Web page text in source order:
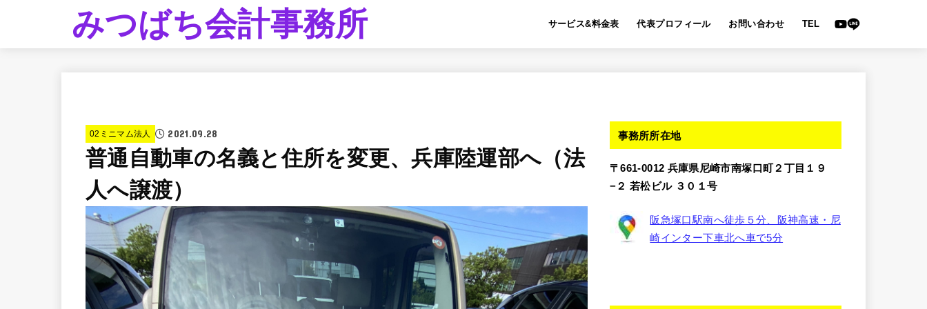
みつばち会計事務所 サービス&料金表 代表プロフィール お問い合わせ TEL
02ミニマム法人 2021.09.28
普通自動車の名義と住所を変更、兵庫陸運部へ（法
人へ譲渡）
事務所所在地
〒661-0012 兵庫県尼崎市南塚口町２丁目１９
−２ 若松ビル ３０１号
阪急塚口駅南へ徒歩５分、阪神高速・尼
崎インター下車北へ車で5分